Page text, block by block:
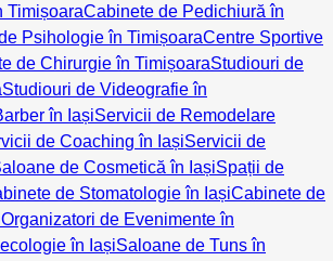
TimișoaraCabinete de Pedichiură în
Psihologie în TimișoaraCentre Sportive
de Chirurgie în TimișoaraStudiouri de
Studiouri de Videografie în
în IașiServicii de Remodelare
de Coaching în IașiServicii de
de Cosmetică în IașiSpații de
de Stomatologie în IașiCabinete de
Organizatori de Evenimente în
în IașiSaloane de Tuns în